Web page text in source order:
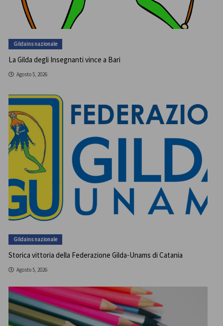
Gildains nazionale
La Gilda degli Insegnanti vince a Bari
Agosto 5, 2026
Gildains nazionale
Storica vittoria della Federazione Gilda-Unams di Catania
Agosto 5, 2026